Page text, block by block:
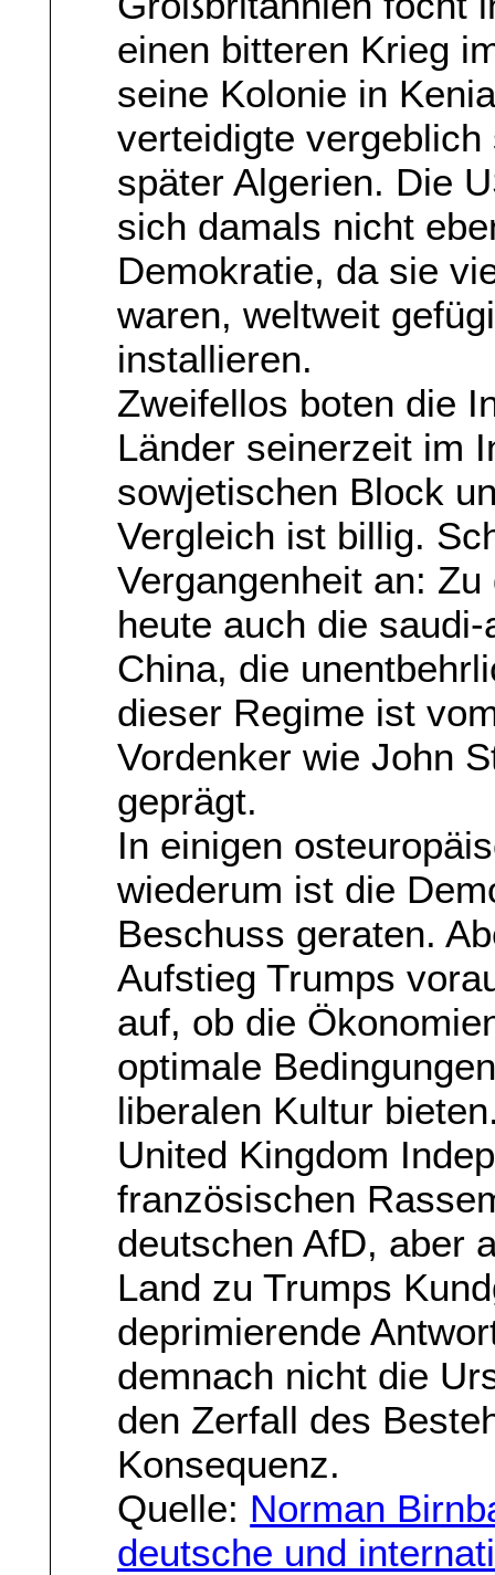
einen bitteren Krieg
seine Kolonie in
verteidigte
später Algerien. Die
sich damals nicht
Demokratie, da sie
waren, weltweit
installieren.
Zweifellos boten die
Länder seinerzeit im
sowjetischen Block
Vergleich ist billig.
Vergangenheit an:
heute auch die
China, die
dieser Regime ist
Vordenker wie John
geprägt.
In einigen
wiederum ist die
Beschuss geraten.
Aufstieg Trumps
auf, ob die
optimale
liberalen Kultur
United Kingdom
französischen
deutschen AfD, aber
Land zu Trumps
deprimierende
demnach nicht die
den Zerfall des
Konsequenz.
Quelle: Norman
deutsche und